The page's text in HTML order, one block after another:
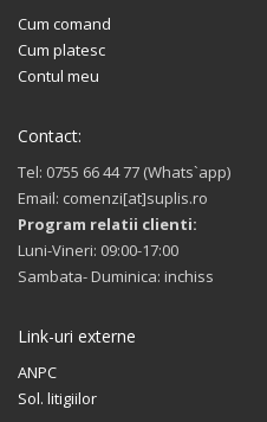
Cum comand
Cum platesc
Contul meu
Contact:
Tel: 0755 66 44 77 (Whats`app)
Email: comenzi[at]suplis.ro
Program relatii clienti:
Luni-Vineri: 09:00-17:00
Sambata- Duminica: inchiss
Link-uri externe
ANPC
Sol. litigiilor